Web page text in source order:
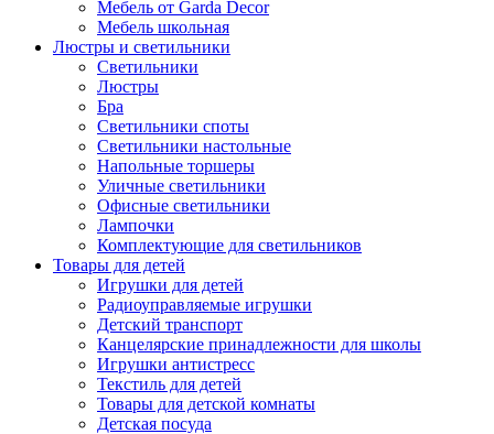
Мебель от Garda Decor
Мебель школьная
Люстры и светильники
Светильники
Люстры
Бра
Светильники споты
Светильники настольные
Напольные торшеры
Уличные светильники
Офисные светильники
Лампочки
Комплектующие для светильников
Товары для детей
Игрушки для детей
Радиоуправляемые игрушки
Детский транспорт
Канцелярские принадлежности для школы
Игрушки антистресс
Текстиль для детей
Товары для детской комнаты
Детская посуда